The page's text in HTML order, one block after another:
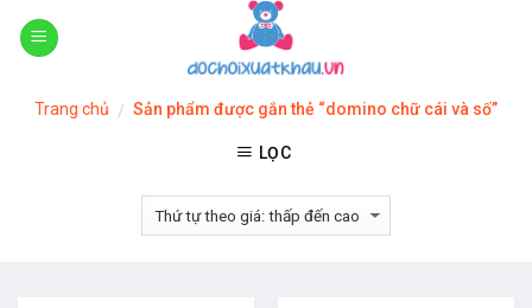
Skip
Trang chủ / Sản phẩm được gắn thẻ “domino chữ cái và số”
LỌC